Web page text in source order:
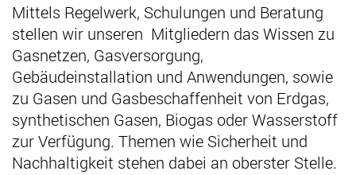
Mittels Regelwerk, Schulungen und Beratung
stellen wir unseren Mitgliedern das Wissen zu
Gasnetzen, Gasversorgung,
Gebäudeinstallation und Anwendungen, sowie
zu Gasen und Gasbeschaffenheit von Erdgas,
synthetischen Gasen, Biogas oder Wasserstoff
zur Verfügung. Themen wie Sicherheit und
Nachhaltigkeit stehen dabei an oberster Stelle.